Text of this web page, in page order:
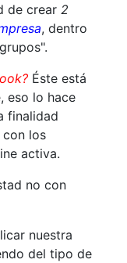
de crear 2
, dentro
Éste está
eso lo hace
finalidad
los
activa.
no con
nuestra
del tipo de